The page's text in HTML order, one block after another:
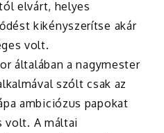
elvárt, helyes
kikényszerítse akár
volt.
általában a nagymester
szólt csak az
ambiciózus papokat
volt. A máltai